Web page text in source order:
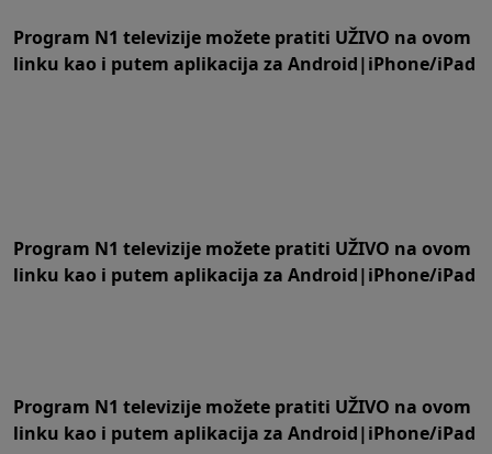
Program N1 televizije možete pratiti UŽIVO na ovom
linku kao i putem aplikacija za Android|iPhone/iPad
Program N1 televizije možete pratiti UŽIVO na ovom
linku kao i putem aplikacija za Android|iPhone/iPad
Program N1 televizije možete pratiti UŽIVO na ovom
linku kao i putem aplikacija za Android|iPhone/iPad